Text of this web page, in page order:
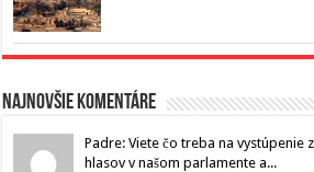
Najnovšie komentáre
Padre: Viete čo treba na vystúpenie
hlasov v našom parlamente a...